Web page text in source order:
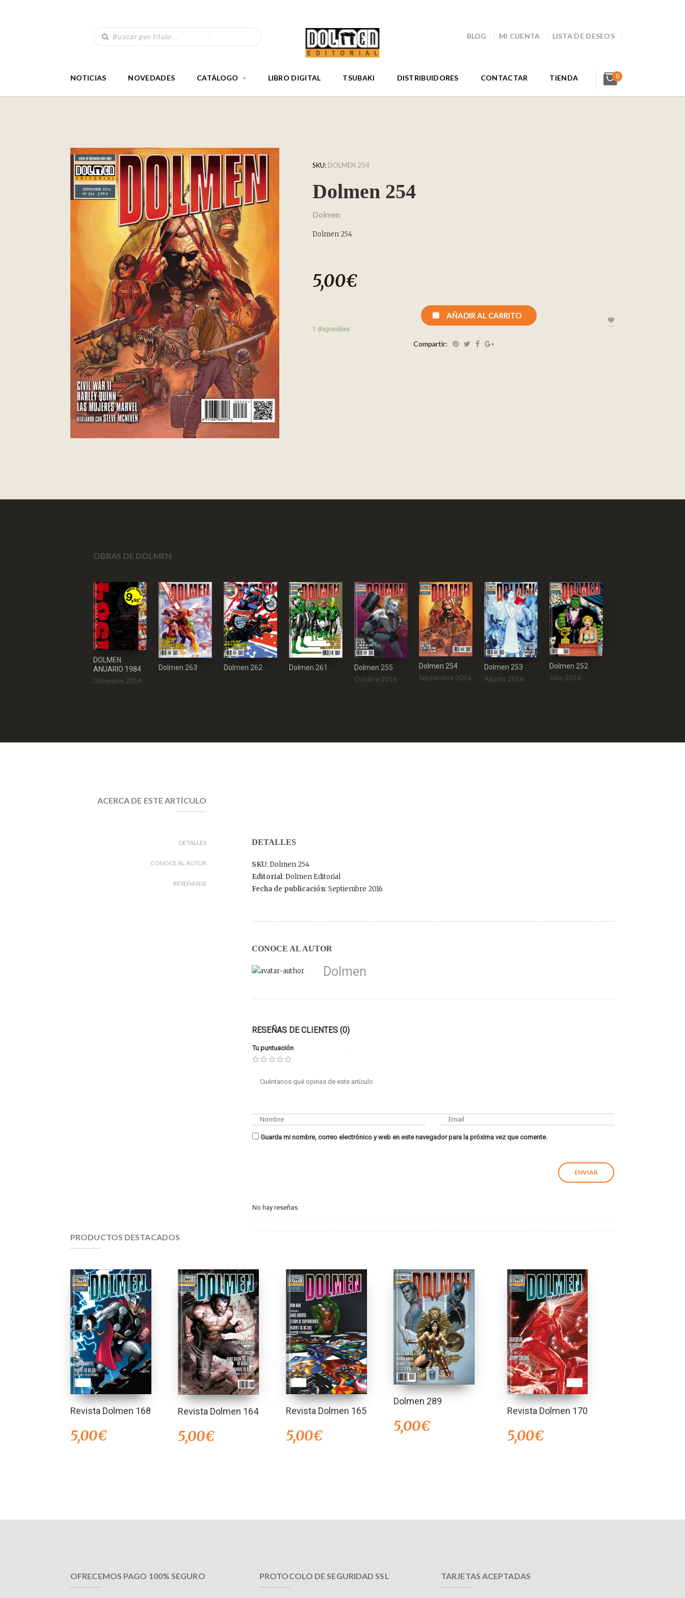
BLOG MI CUENTA LISTA DE DESEOS
NOTICIAS NOVEDADES CATÁLOGO LIBRO DIGITAL TSUBAKI DISTRIBUIDORES CONTACTAR TIENDA 0
SKU: DOLMEN 254
Dolmen 254
Dolmen
Dolmen 254
5,00€
1 disponibles
AÑADIR AL CARRITO
Compartir:
OBRAS DE DOLMEN
DOLMEN
ANUARIO 1984
Diciembre 2014
Dolmen 263 Dolmen 262 Dolmen 261
Dolmen 255
Octubre 2016
Dolmen 254
Septiembre 2016
Dolmen 253
Agosto 2016
Dolmen 252
Julio 2016
ACERCA DE ESTE ARTÍCULO
DETALLES
CONOCE AL AUTOR
RESEÑAS(0)
DETALLES
SKU: Dolmen 254
Editorial: Dolmen Editorial
Fecha de publicación: Septiembre 2016
CONOCE AL AUTOR
Dolmen
RESEÑAS DE CLIENTES (0)
Tu puntuación
Guarda mi nombre, correo electrónico y web en este navegador para la próxima vez que comente.
No hay reseñas.
PRODUCTOS DESTACADOS
Revista Dolmen 168
5,00€
Revista Dolmen 164
5,00€
Revista Dolmen 165
5,00€
Dolmen 289
5,00€
Revista Dolmen 170
5,00€
OFRECEMOS PAGO 100% SEGURO PROTOCOLO DE SEGURIDAD SSL TARJETAS ACEPTADAS